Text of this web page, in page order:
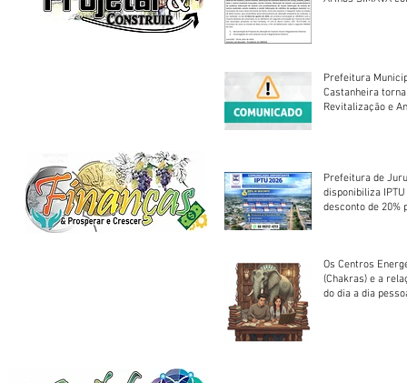
Prefeitura
Castanheira
Revitalização e
Prefeitura de
disponibiliza
desconto de 20%
Os Centros
(Chakras) e a
do dia a dia